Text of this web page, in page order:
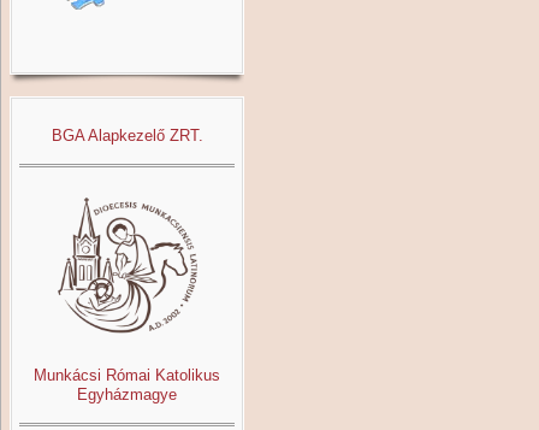
BGA Alapkezelő ZRT.
Munkácsi Római Katolikus
Egyházmagye